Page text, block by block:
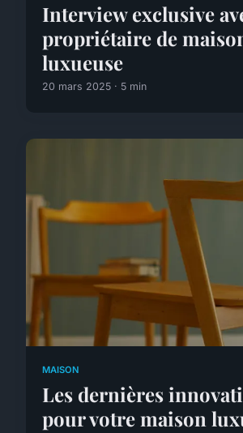
Interview exclusive
propriétaire de
luxueuse
20 mars 2025 · 5 min
MAISON
Les dernières
pour votre maison